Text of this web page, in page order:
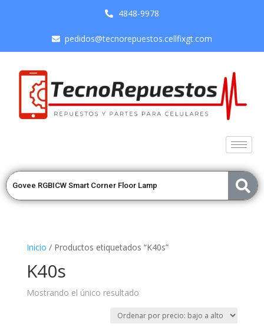
4848-9978
pedidos@tecnorepuestos.cellfixgt.com
Inicio / Productos etiquetados “K40s”
K40s
Mostrando el único resultado